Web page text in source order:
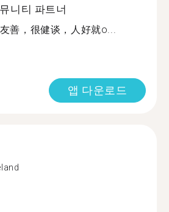
니티 파트너
善，很健谈，人好就o...
앱 다운로드